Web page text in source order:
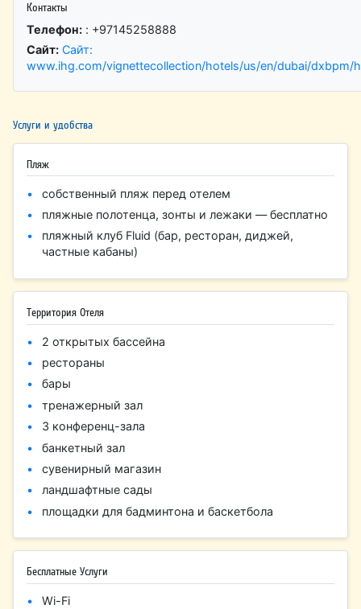
Контакты
Телефон: : +97145258888
Сайт: Сайт:
www.ihg.com/vignettecollection/hotels/us/en/dubai/dxbpm/
Услуги и удобства
Пляж
собственный пляж перед отелем
пляжные полотенца, зонты и лежаки — бесплатно
пляжный клуб Fluid (бар, ресторан, диджей,
частные кабаны)
Территория Отеля
2 открытых бассейна
рестораны
бары
тренажерный зал
3 конференц-зала
банкетный зал
сувенирный магазин
ландшафтные сады
площадки для бадминтона и баскетбола
Бесплатные Услуги
Wi-Fi